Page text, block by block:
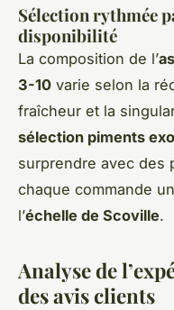
Sélection rythmée
disponibilité
La composition de l’
3-10 varie selon la
fraîcheur et la
sélection piments
surprendre avec des
chaque commande
l’échelle de Scoville.
Analyse de
des avis clients